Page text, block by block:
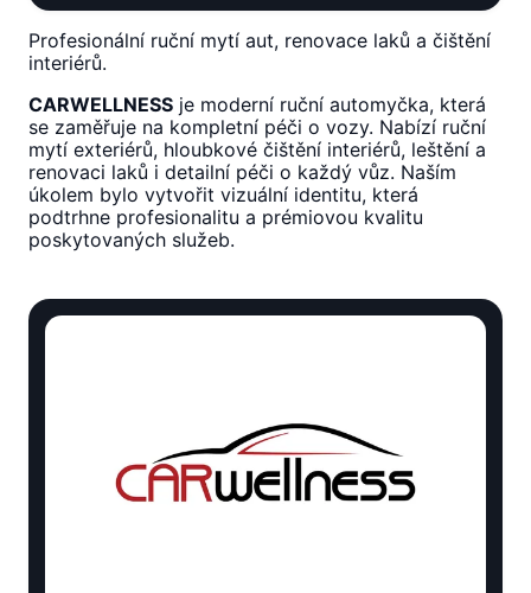
Profesionální ruční mytí aut, renovace laků a čištění
interiérů.
CARWELLNESS je moderní ruční automyčka, která
se zaměřuje na kompletní péči o vozy. Nabízí ruční
mytí exteriérů, hloubkové čištění interiérů, leštění a
renovaci laků i detailní péči o každý vůz. Naším
úkolem bylo vytvořit vizuální identitu, která
podtrhne profesionalitu a prémiovou kvalitu
poskytovaných služeb.